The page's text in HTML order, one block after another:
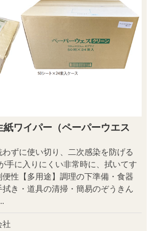
紙ワイパー（ペーパーウエス
わずに使い切り、二次感染を防げる
手に入りにくい非常時に、拭いてす
便性【多用途】調理の下準備・食器
き・道具の清掃・簡易のぞうきん
社